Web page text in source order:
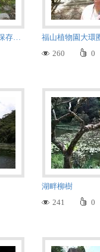
植物園的作用 就是保存各式植物物種
260
0
湖畔柳樹
241
0